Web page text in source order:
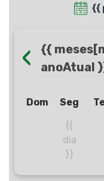
{{
‹
{{
anoAtual
Dom Seg
{{
dia
}}